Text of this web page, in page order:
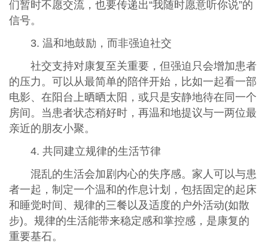
们暂时不愿交流，也要传递出“我随时愿意听你说”的
信号。
3. 温和地鼓励，而非强迫社交
社交支持对康复至关重要，但强迫只会增加患者
的压力。可以从最简单的陪伴开始，比如一起看一部
电影、在阳台上晒晒太阳，或只是安静地待在同一个
房间。当患者状态稍好时，再温和地提议与一两位最
亲近的朋友小聚。
4. 共同建立规律的生活节律
混乱的生活会加剧内心的失序感。家人可以与患
者一起，制定一个温和的作息计划，包括固定的起床
和睡觉时间、规律的三餐以及适度的户外活动(如散
步)。规律的生活能带来稳定感和掌控感，是康复的
重要基石。